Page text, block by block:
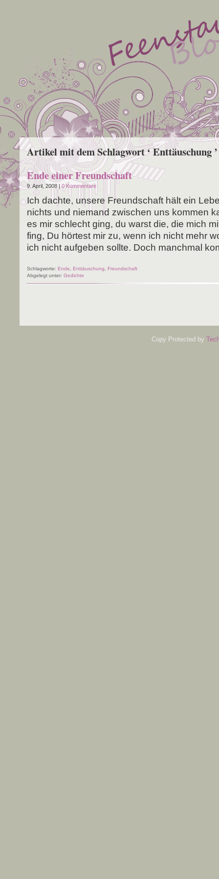
Artikel mit dem Schlagwort ‘ Enttäuschung ’
Ende einer Freundschaft
9. April, 2008 |0 Kommentare
Ich dach­te, unse­re Freund­schaft hält ein
nichts und nie­mand zwi­schen uns kom­men
es mir schlecht ging, du warst die, die mich
fing, Du hör­test mir zu, wenn ich nicht mehr
ich nicht auf­ge­ben soll­te. Doch manch­mal
Schlagworte: Ende Enttäuschung
Freundschaft
Abgelegt unter: Gedichte
Copy Protected by